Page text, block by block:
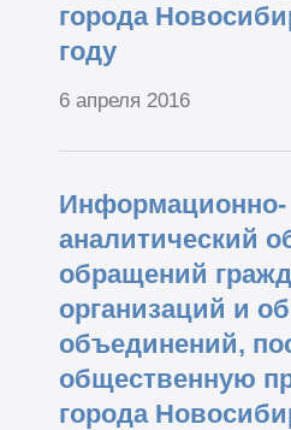
города
году
6 апреля 2016
Информационно-
аналитический
обращений
организаций и
объединений,
общественную
города